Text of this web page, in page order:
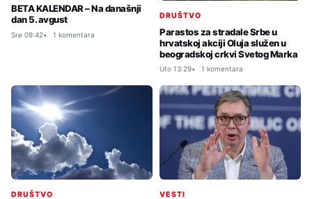
BETA KALENDAR – Na današnji
dan 5. avgust
Sre 09:42 1 komentara
DRUŠTVO
Parastos za stradale Srbe u
hrvatskoj akciji Oluja služen u
beogradskoj crkvi Svetog Marka
Uto 13:29 1 komentara
DRUŠTVO VESTI